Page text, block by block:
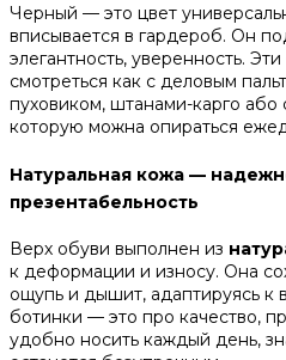
Черный — это цвет
вписывается в гардероб. Он
элегантность, уверенность.
смотреться как с деловым
пуховиком, штанами-карго або
которую можна опираться
Натуральная кожа —
презентабельность
Верх обуви выполнен из
к деформации и износу. Она
ощупь и дышит, адаптируясь к
ботинки — это про качество,
удобно носить каждый день,